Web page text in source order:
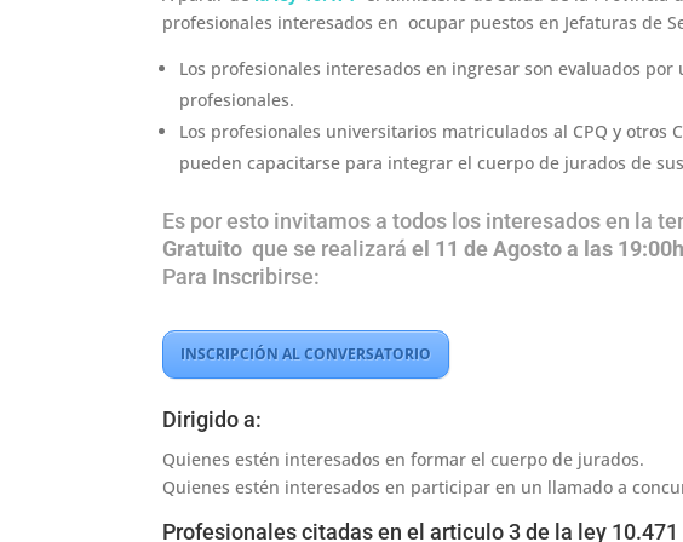
profesionales interesados en ocupar puestos en Jefaturas de
Los profesionales interesados en ingresar son evaluados
profesionales.
Los profesionales universitarios matriculados al CPQ y otros
pueden capacitarse para integrar el cuerpo de jurados de
Es por esto invitamos a todos los interesados en la
Gratuito que se realizaráel 11 de Agosto a las
Para Inscribirse:
INSCRIPCIÓN AL CONVERSATORIO
Dirigido a:
Quienes estén interesados en formar el cuerpo de jurados.
Quienes estén interesados en participar en un llamado a
Profesionales citadas en el articulo 3 de la ley 10.471